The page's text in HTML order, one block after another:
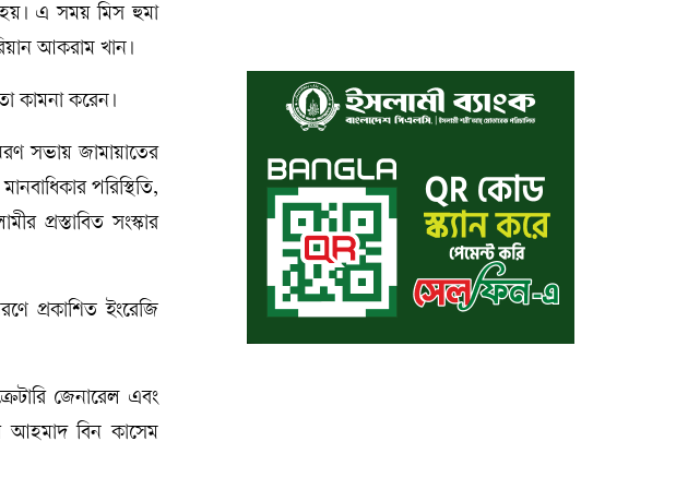
হয়। এ সময় মিস হুমা
আকরাম খান।
কামনা করেন।
সভায় জামায়াতের
পরিস্থিতি,
প্রস্তাবিত সংস্কার
প্রকাশিত ইংরেজি
জেনারেল এবং
আহমাদ বিন কাসেম